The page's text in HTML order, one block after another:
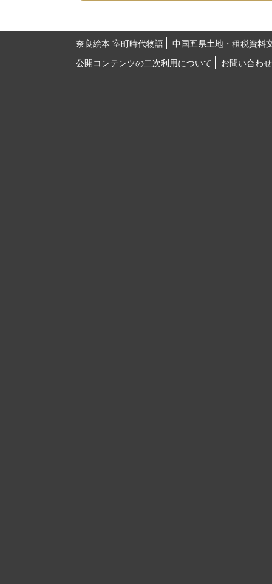
奈良絵本 室町時代物語
中国五県土地・租税資料
公開コンテンツの二次利用について
お問い合わせ